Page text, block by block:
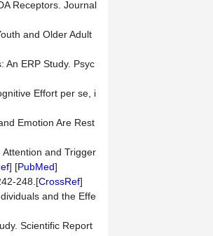
Receptors. Journal
and Older Adult
An ERP Study. Psyc
Effort per se, i
Emotion Are Rest
and Trigger
] [PubMed]
248.[CrossRef]
and the Effe
Scientific Report